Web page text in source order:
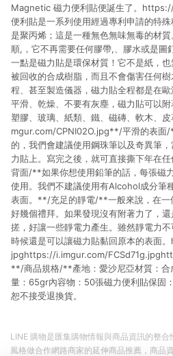
Magnetic 磁力便利貼便誕生了。
便利貼是一系列使用經過專利申請的特
是聚丙烯；這是一種無色無味無毒的材
順,，它不再需要任何膠帶,、膠水或是圖
一點是磁力貼是環保材質！它不是紙，
被回收的合成樹脂，而且不會傷害任何
程、甚至製造儀器，磁力貼全程都是在
平滑、乾燥、不要有灰塵，磁力貼可以附
塑膠、玻璃、紙類、鐵、磁磚、軟木、
mgur.com/CPNI02O.jpg**/平滑的表面/
的，我們會建議使用鋼珠筆以及奇異筆
力貼上。寫完之後，就可直接撕下年在
背面/**如果你想使用鉛筆的話，每張磁
使用。我們不建議使用有Alcohol成分筆
表面。**/充足的靜電/**一般來說，在一
好幾個禮拜。如果發現沒有附著力了，
搓，好讓一些靜電力產生。雖然靜電力
時候還是可以讓磁力貼黏回原本的表面
jpghttps://i.imgur.com/
**/商品規格/**產地：愛沙尼亞材質：合
量：65gr內容物：50張磁力便利貼保固
恕不接受退換貨。
LINE 購物是匯集購物情報與商品資訊的整
風格做合作網路商家的延伸商品推薦，商品